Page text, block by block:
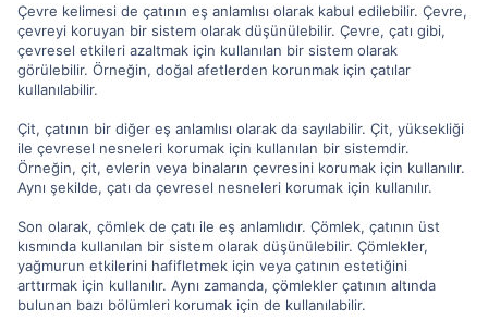
Çevre kelimesi de çatının eş anlamlısı olarak kabul edilebilir. Çevre,
çevreyi koruyan bir sistem olarak düşünülebilir. Çevre, çatı gibi,
çevresel etkileri azaltmak için kullanılan bir sistem olarak
görülebilir. Örneğin, doğal afetlerden korunmak için çatılar
kullanılabilir.
Çit, çatının bir diğer eş anlamlısı olarak da sayılabilir. Çit, yüksekliği
ile çevresel nesneleri korumak için kullanılan bir sistemdir.
Örneğin, çit, evlerin veya binaların çevresini korumak için kullanılır.
Aynı şekilde, çatı da çevresel nesneleri korumak için kullanılır.
Son olarak, çömlek de çatı ile eş anlamlıdır. Çömlek, çatının üst
kısmında kullanılan bir sistem olarak düşünülebilir. Çömlekler,
yağmurun etkilerini hafifletmek için veya çatının estetiğini
arttırmak için kullanılır. Aynı zamanda, çömlekler çatının altında
bulunan bazı bölümleri korumak için de kullanılabilir.